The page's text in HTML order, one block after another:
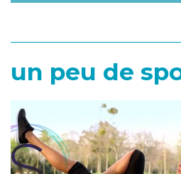
un peu de